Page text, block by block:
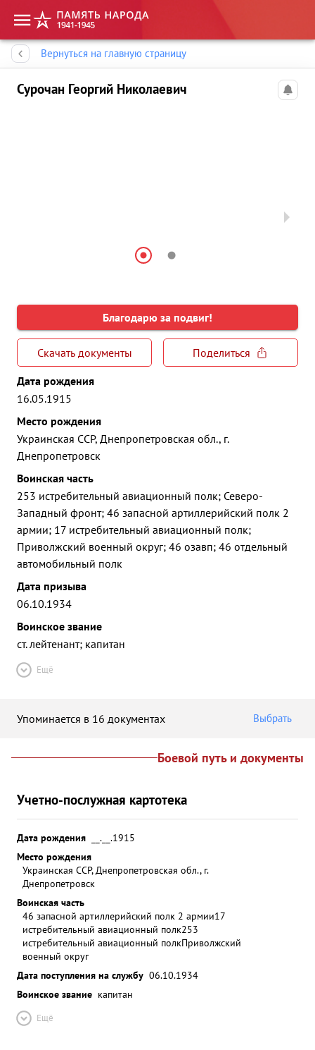
Вернуться на главную страницу
Сурочан Георгий Николаевич
Благодарю за подвиг!
Скачать документы
Поделиться
Дата рождения
16.05.1915
Место рождения
Украинская ССР, Днепропетровская обл., г.
Днепропетровск
Воинская часть
253 истребительный авиационный полк; Северо-
Западный фронт; 46 запасной артиллерийский полк 2
армии; 17 истребительный авиационный полк;
Приволжский военный округ; 46 озавп; 46 отдельный
автомобильный полк
Дата призыва
06.10.1934
Воинское звание
ст. лейтенант; капитан
Ещё
Упоминается в 16 документах Выбрать
Боевой путь и документы
Учетно-послужная картотека
Дата рождения
__.__.1915
Место рождения
Украинская ССР, Днепропетровская обл., г.
Днепропетровск
Воинская часть
46 запасной артиллерийский полк 2 армии17
истребительный авиационный полк253
истребительный авиационный полкПриволжский
военный округ
Дата поступления на службу 06.10.1934
Воинское звание капитан
Ещё
Память народа